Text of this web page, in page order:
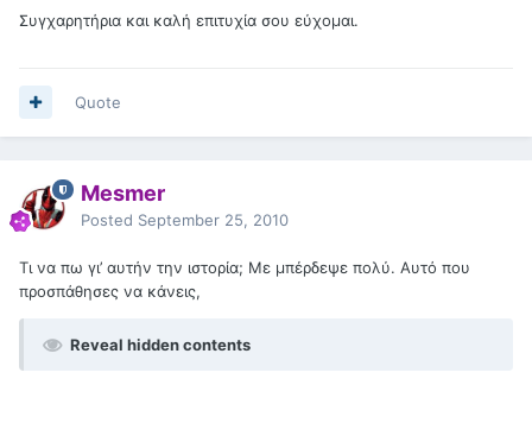
Συγχαρητήρια και καλή επιτυχία σου εύχομαι.
Quote
Mesmer
Posted September 25, 2010
Τι να πω γι’ αυτήν την ιστορία; Με μπέρδεψε πολύ. Αυτό που
προσπάθησες να κάνεις,
Reveal hidden contents